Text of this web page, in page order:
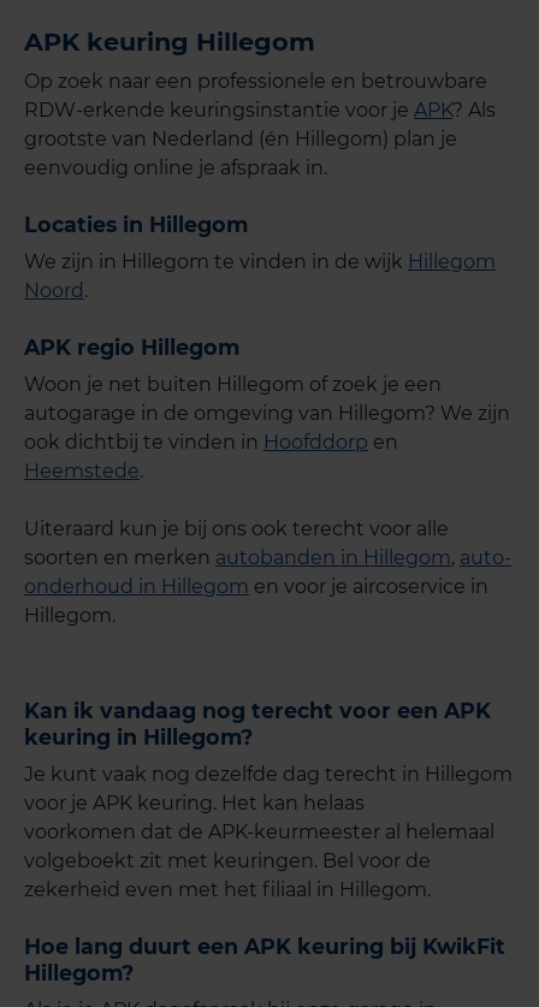
APK keuring Hillegom
Op zoek naar een professionele en betrouwbare
RDW-erkende keuringsinstantie voor je APK? Als
grootste van Nederland (én Hillegom) plan je
eenvoudig online je afspraak in.
Locaties in Hillegom
We zijn in Hillegom te vinden in de wijk Hillegom
Noord .
APK regio Hillegom
Woon je net buiten Hillegom of zoek je een
autogarage in de omgeving van Hillegom? We zijn
ook dichtbij te vinden in Hoofddorp en
Heemstede.
Uiteraard kun je bij ons ook terecht voor alle
soorten en merken autobanden in Hillegom, auto-
onderhoud in Hillegom en voor je aircoservice in
Hillegom.
Kan ik vandaag nog terecht voor een APK
keuring in Hillegom?
Je kunt vaak nog dezelfde dag terecht in Hillegom
voor je APK keuring. Het kan helaas
voorkomen dat de APK-keurmeester al helemaal
volgeboekt zit met keuringen. Bel voor de
zekerheid even met het filiaal in Hillegom.
Hoe lang duurt een APK keuring bij KwikFit
Hillegom?